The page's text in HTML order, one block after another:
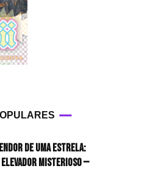
de uma estrela:
elevador misterioso —